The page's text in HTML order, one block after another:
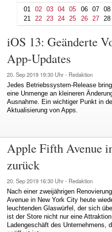
01
02 03 04 05 06 07
08
21
22 23 24 25 26 27 28
iOS 13: Geänderte
App-Updates
20. Sep 2019 19:30 Uhr - Redaktion
Jedes Betriebssystem-Release
eine Unmenge an kleineren
Ausnahme. Ein wichtiger Punkt in
Aktualisierung von Apps.
Apple Fifth Avenue
zurück
20. Sep 2019 16:30 Uhr - Redaktion
Nach einer zweijährigen
Avenue in New York City heute
leuchtenden Glaswürfel, der sich
ist der Store nicht nur eine
Ladengeschäft des Unternehmens,